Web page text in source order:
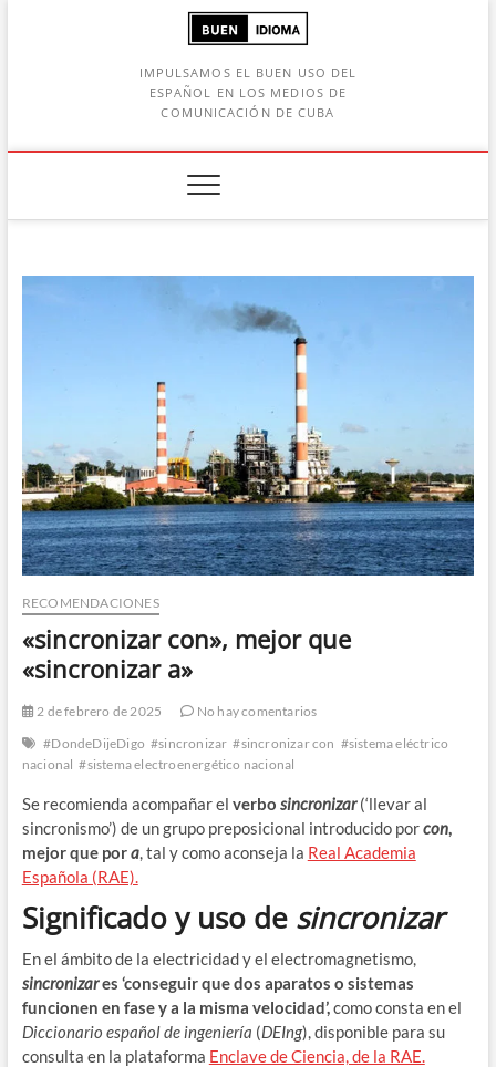
IMPULSAMOS EL BUEN USO DEL
ESPAÑOL EN LOS MEDIOS DE
COMUNICACIÓN DE CUBA
RECOMENDACIONES
«sincronizar con», mejor que
«sincronizar a»
2 de febrero de 2025
No hay comentarios
#DondeDijeDigo #sincronizar #sincronizar con #sistema eléctrico
nacional #sistema electroenergético nacional
Se recomienda acompañar el verbo sincronizar(‘llevar al
sincronismo’) de un grupo preposicional introducido porcon,
mejor que pora, tal y como aconseja la Real Academia
Española (RAE).
Significado y uso de sincronizar
En el ámbito de la electricidad y el electromagnetismo,
sincronizares ‘conseguir que dos aparatos o sistemas
funcionen en fase y a la misma velocidad’,como consta en el
Diccionario español de ingeniería (DEIng), disponible para su
consulta en la plataforma Enclave de Ciencia, de la RAE.